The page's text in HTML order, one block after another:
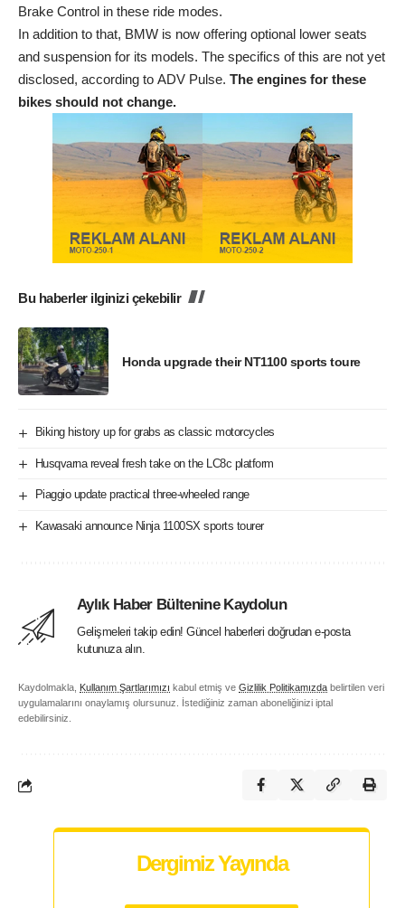
Brake Control in these ride modes.
In addition to that, BMW is now offering optional lower seats
and suspension for its models. The specifics of this are not yet
disclosed, according to ADV Pulse. The engines for these
bikes should not change.
Bu haberler ilginizi çekebilir
Honda upgrade their NT1100 sports toure
Biking history up for grabs as classic motorcycles
Husqvarna reveal fresh take on the LC8c platform
Piaggio update practical three-wheeled range
Kawasaki announce Ninja 1100SX sports tourer
Aylık Haber Bültenine Kaydolun
Gelişmeleri takip edin! Güncel haberleri doğrudan e-posta
kutunuza alın.
Kaydolmakla, Kullanım Şartlarımızı kabul etmiş ve Gizlilik Politikamızda belirtilen veri
uygulamalarını onaylamış olursunuz. İstediğiniz zaman aboneliğinizi iptal
edebilirsiniz.
Dergimiz Yayında